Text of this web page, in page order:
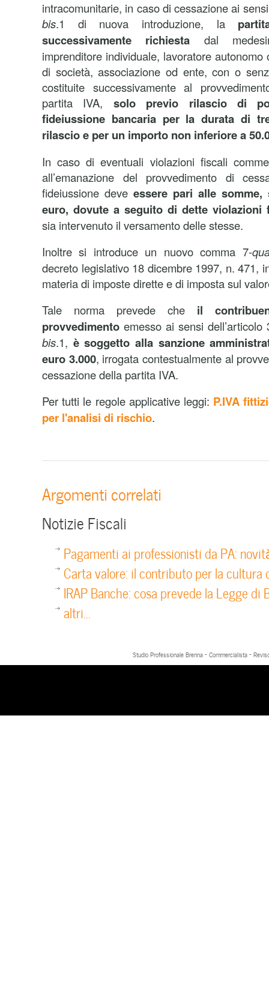
intracomunitarie, in caso di cessazione ai
bis.1 di nuova introduzione, la
successivamente richiesta dal
imprenditore individuale, lavoratore
di società, associazione od ente, con o
costituite successivamente al
partita IVA, solo previo rilascio di
fideiussione bancaria per la durata di
rilascio e per un importo non inferiore a
In caso di eventuali violazioni fiscali
all’emanazione del provvedimento di
fideiussione deve essere pari alle somme,
euro, dovute a seguito di dette violazioni
sia intervenuto il versamento delle stesse.
Inoltre si introduce un nuovo comma 7-
decreto legislativo 18 dicembre 1997, n. 471,
materia di imposte dirette e di imposta sul
Tale norma prevede che il
provvedimento emesso ai sensi dell’articolo
bis.1, è soggetto alla sanzione
euro 3.000, irrogata contestualmente al
cessazione della partita IVA.
Per tutti le regole applicative leggi: P.IVA
per l'analisi di rischio.
Argomenti correlati
Notizie Fiscali
Pagamenti ai professionisti da PA:
Carta valore: il contributo per la cultura
IRAP Banche: cosa prevede la Legge
altri...
Studio Professionale Brenna - Commercialista -